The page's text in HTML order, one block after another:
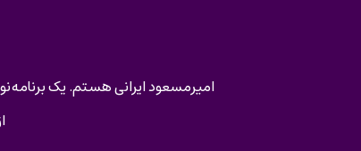
امیرمسعود ایرانی هستم. یک